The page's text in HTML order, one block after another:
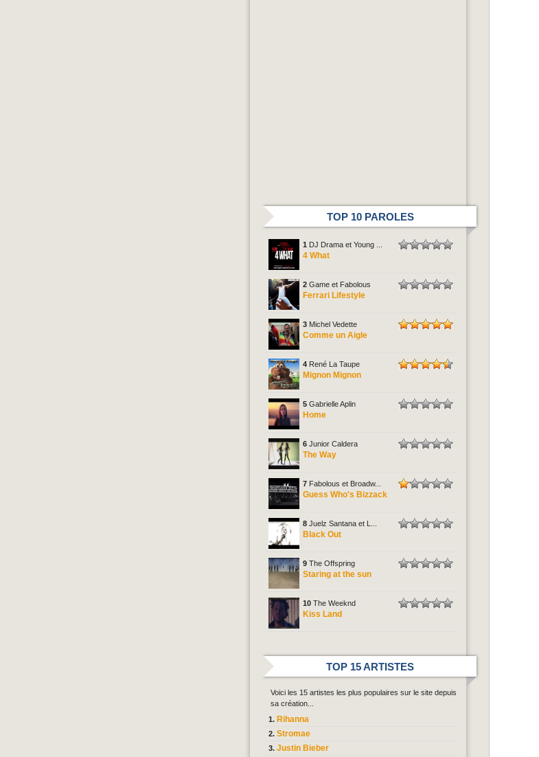
TOP 10 PAROLES
1 DJ Drama et Young ...
4 What
2 Game et Fabolous
Ferrari Lifestyle
3 Michel Vedette
Comme un Aigle
4 René La Taupe
Mignon Mignon
5 Gabrielle Aplin
Home
6 Junior Caldera
The Way
7 Fabolous et Broadw...
Guess Who's Bizzack
8 Juelz Santana et L...
Black Out
9 The Offspring
Staring at the sun
10 The Weeknd
Kiss Land
TOP 15 ARTISTES
Voici les 15 artistes les plus populaires sur le site depuis
sa création...
Rihanna
Stromae
Justin Bieber